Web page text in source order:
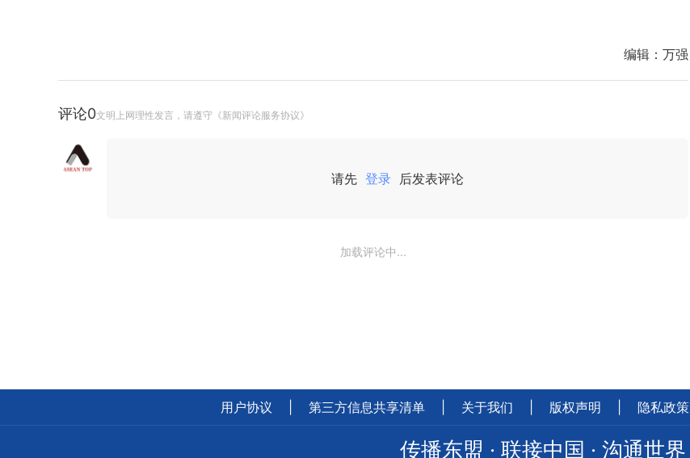
编辑： 万强
评论0文明上网理性发言，请遵守《新闻评论服务协议》
请先 登录 后发表评论
加载评论中...
用户协议 第三方信息共享清单 关于我们 版权声明 隐私政策
传播东盟 · 联接中国 · 沟通世界